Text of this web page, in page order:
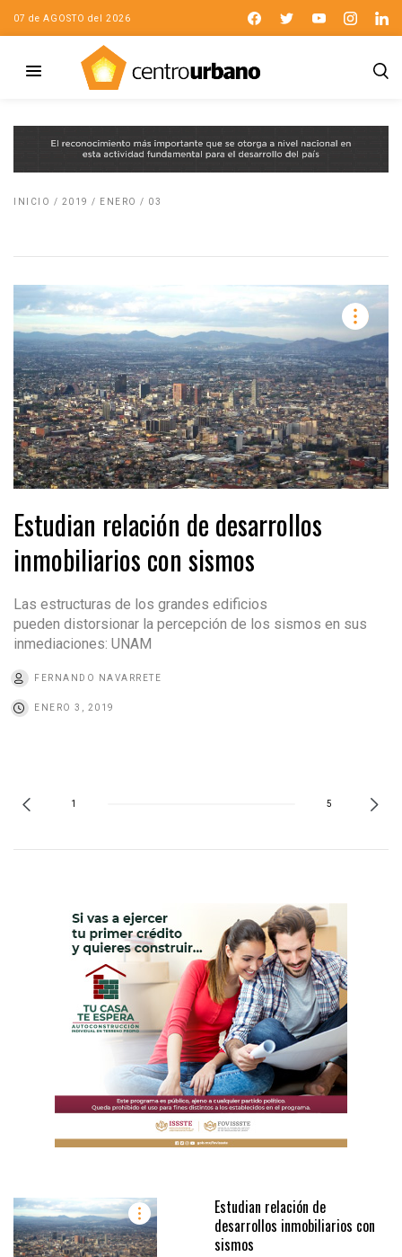
07 de AGOSTO del 2026
INICIO / 2019 / ENERO / 03
Estudian relación de desarrollos
inmobiliarios con sismos
Las estructuras de los grandes edificios
pueden distorsionar la percepción de los sismos en sus
inmediaciones: UNAM
FERNANDO NAVARRETE
ENERO 3, 2019
1 5
Estudian relación de
desarrollos inmobiliarios con
sismos